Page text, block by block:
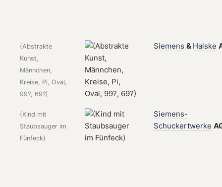
(Abstrakte
Kunst,
Männchen,
Kreise, Pi, Oval,
99?, 69?)
Siemens & Halske
(Kind mit
Staubsauger im
Fünfeck)
Siemens-
Schuckertwerke